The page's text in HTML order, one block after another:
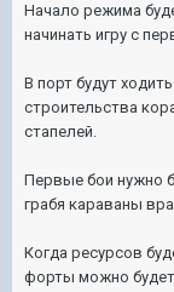
Начало режима
начинать игру с
В порт будут
строительства
стапелей.
Первые бои нужно
грабя караваны
Когда ресурсов
форты можно будет